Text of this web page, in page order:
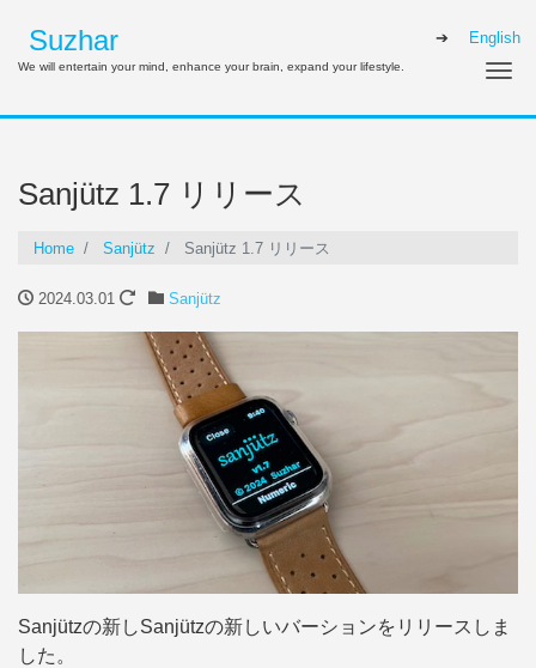
Suzhar English
We will entertain your mind, enhance your brain, expand your lifestyle.
Sanjütz 1.7 リリース
Home Sanjütz Sanjütz 1.7 リリース
2024.03.01 Sanjütz
Sanjützの新しSanjützの新しいバーションをリリースしま
した。